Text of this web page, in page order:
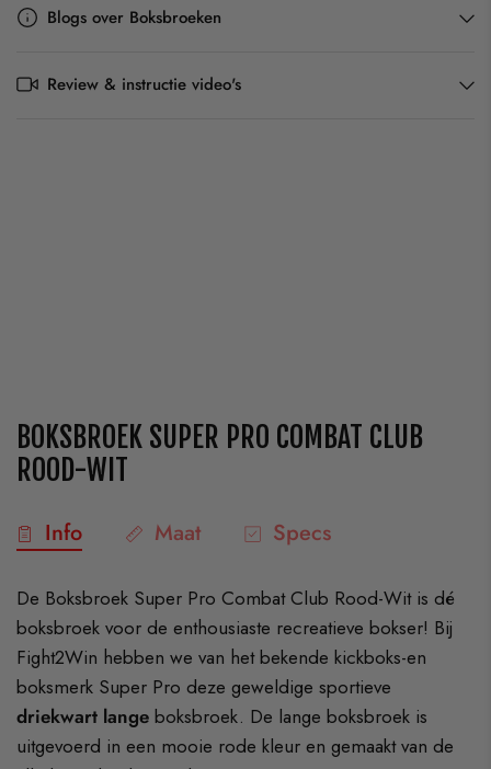
Blogs over Boksbroeken
Review & instructie video's
BOKSBROEK SUPER PRO COMBAT CLUB
ROOD-WIT
Info Maat Specs
De Boksbroek Super Pro Combat Club Rood-Wit is dé
boksbroek voor de enthousiaste recreatieve bokser! Bij
Fight2Win hebben we van het bekende kickboks-en
boksmerk Super Pro deze geweldige sportieve
driekwart langeboksbroek. De lange boksbroek is
uitgevoerd in een mooie rode kleur en gemaakt van de